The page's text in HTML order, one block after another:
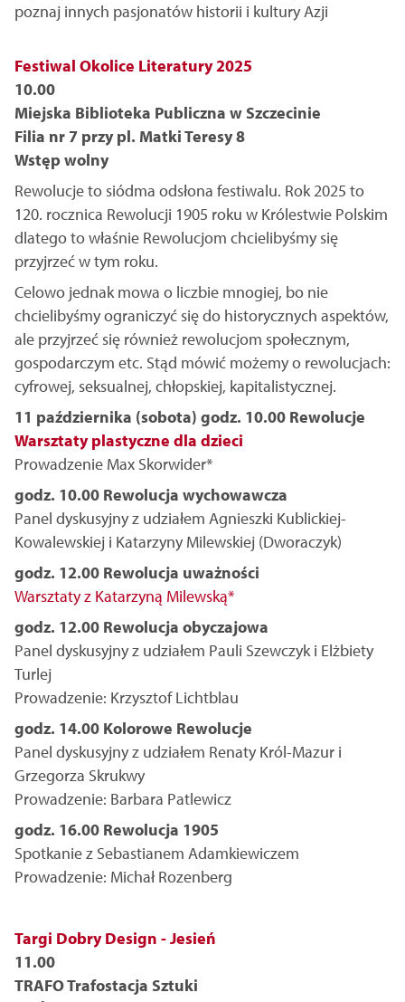
poznaj innych pasjonatów historii i kultury Azji
Festiwal Okolice Literatury 2025
10.00
Miejska Biblioteka Publiczna w Szczecinie
Filia nr 7 przy pl. Matki Teresy 8
Wstęp wolny
Rewolucje to siódma odsłona festiwalu. Rok 2025 to
120. rocznica Rewolucji 1905 roku w Królestwie Polskim
dlatego to właśnie Rewolucjom chcielibyśmy się
przyjrzeć w tym roku.
Celowo jednak mowa o liczbie mnogiej, bo nie
chcielibyśmy ograniczyć się do historycznych aspektów,
ale przyjrzeć się również rewolucjom społecznym,
gospodarczym etc. Stąd mówić możemy o rewolucjach:
cyfrowej, seksualnej, chłopskiej, kapitalistycznej.
11 października (sobota) godz. 10.00 Rewolucje
Warsztaty plastyczne dla dzieci
Prowadzenie Max Skorwider*
godz. 10.00 Rewolucja wychowawcza
Panel dyskusyjny z udziałem Agnieszki Kublickiej-
Kowalewskiej i Katarzyny Milewskiej (Dworaczyk)
godz. 12.00 Rewolucja uważności
Warsztaty z Katarzyną Milewską*
godz. 12.00 Rewolucja obyczajowa
Panel dyskusyjny z udziałem Pauli Szewczyk i Elżbiety
Turlej
Prowadzenie: Krzysztof Lichtblau
godz. 14.00 Kolorowe Rewolucje
Panel dyskusyjny z udziałem Renaty Król-Mazur i
Grzegorza Skrukwy
Prowadzenie: Barbara Patlewicz
godz. 16.00 Rewolucja 1905
Spotkanie z Sebastianem Adamkiewiczem
Prowadzenie: Michał Rozenberg
Targi Dobry Design - Jesień
11.00
TRAFO Trafostacja Sztuki